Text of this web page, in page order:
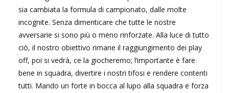
sia cambiata la formula di campionato, dalle molte
incognite. Senza dimenticare che tutte le nostre
avversarie si sono più o meno rinforzate. Alla luce di tutto
ciò, il nostro obiettivo rimane il raggiungimento dei play
off, poi si vedrà, ce la giocheremo; l’importante è fare
bene in squadra, divertire i nostri tifosi e rendere contenti
tutti. Mando un forte in bocca al lupo alla squadra e forza